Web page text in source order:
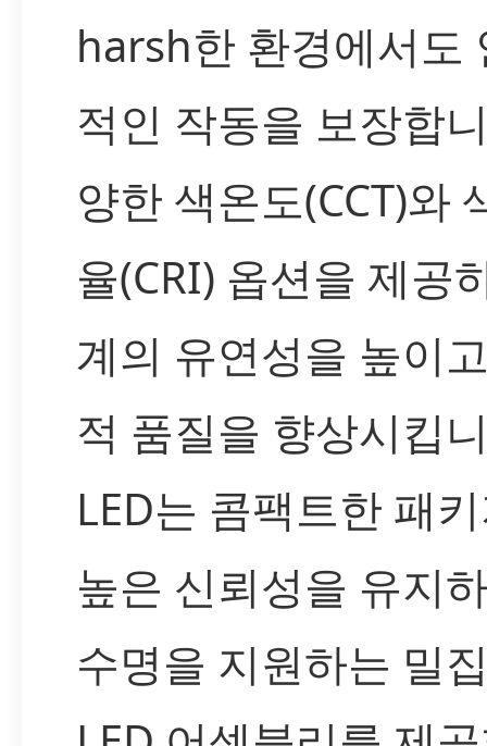
harsh한 환경에서도
적인 작동을 보장합
양한 색온도(CCT)와
율(CRI) 옵션을 제공
계의 유연성을 높이
적 품질을 향상시킵
LED는 콤팩트한 패
높은 신뢰성을 유지
수명을 지원하는 밀